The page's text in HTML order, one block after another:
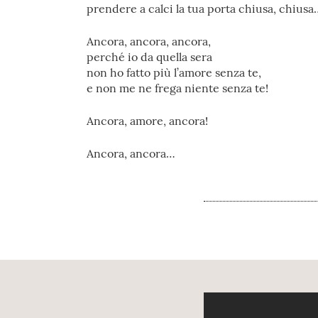
prendere a calci la tua porta chiusa,
Ancora, ancora, ancora,
perché io da quella sera
non ho fatto più l’amore senza te,
e non me ne frega niente senza te!
Ancora, amore, ancora!
Ancora, ancora…